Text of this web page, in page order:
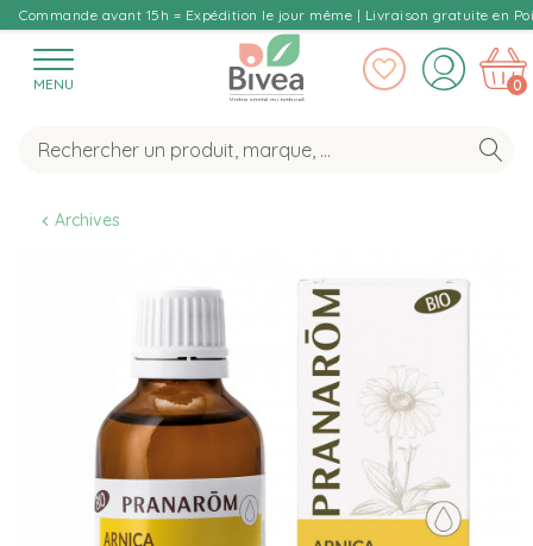
Commande avant 15h = Expédition le jour même | Livraison gratuite en
MENU 0
Archives